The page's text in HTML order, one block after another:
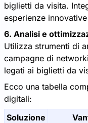
biglietti da visita.
esperienze
6. Analisi e
Utilizza strumenti di
campagne di
legati ai biglietti da
Ecco una tabella
digitali:
Soluzione